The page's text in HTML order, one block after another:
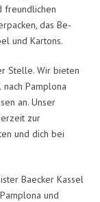
freundlichen
das Be-
und Kartons.
Stelle. Wir bieten
Pamplona
an. Unser
zur
und dich bei
Baecker Kassel
und